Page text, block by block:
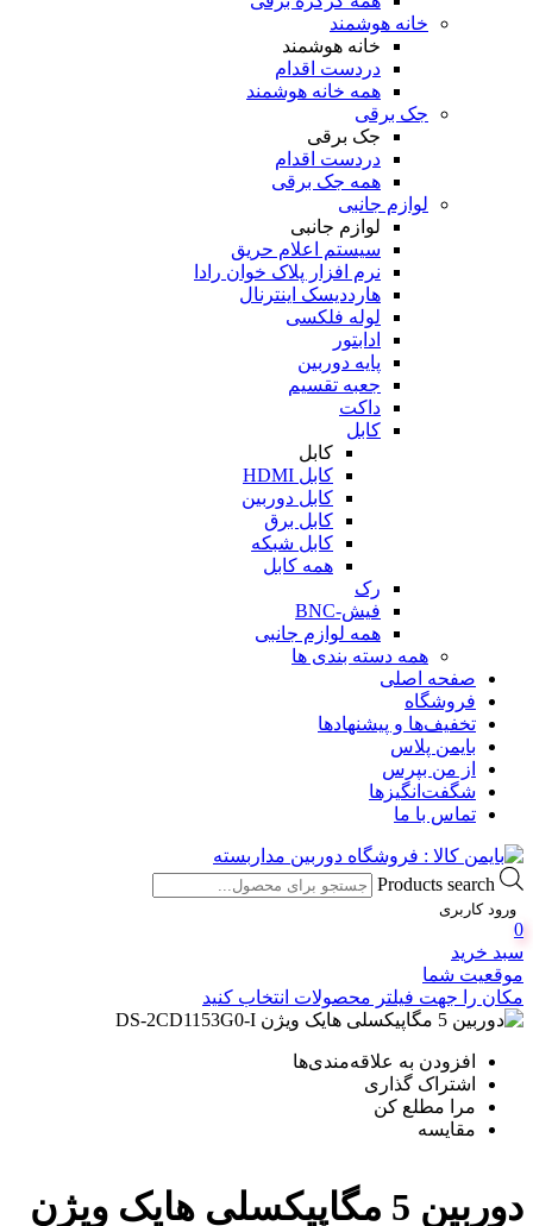
خانه هوشمند
خانه هوشمند
دردست اقدام
همه خانه هوشمند
جک برقی
جک برقی
دردست اقدام
همه جک برقی
لوازم جانبی
لوازم جانبی
سیستم اعلام حریق
نرم افزار پلاک خوان رادا
هارددیسک اینترنال
لوله فلکسی
ادابتور
پایه دوربین
جعبه تقسیم
داکت
کابل
کابل
کابل HDMI
کابل دوربین
کابل برق
کابل شبکه
همه کابل
رک
فیش-BNC
همه لوازم جانبی
همه دسته بندی ها
صفحه اصلی
فروشگاه
تخفیف‌ها و پیشنهادها
بایمن پلاس
از من بپرس
شگفت‌انگیزها
تماس با ما
Products search
ورود کاربری
0
سبد خرید
موقعیت شما
مکان را جهت فیلتر محصولات انتخاب کنید
افزودن به علاقه‌مندی‌ها
اشتراک گذاری
مرا مطلع کن
مقایسه
دوربین 5 مگاپیکسلی هایک ویژن